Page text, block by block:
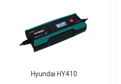
Hyundai HY410